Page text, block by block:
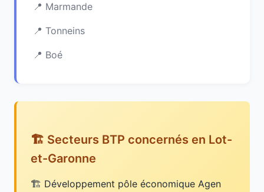
Marmande
Tonneins
Boé
🏗️ Secteurs BTP concernés en Lot-
et-Garonne
Développement pôle économique Agen